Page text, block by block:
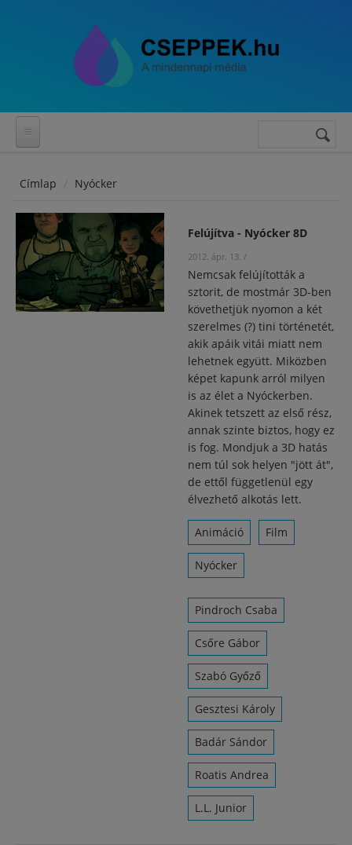
Keresés
Címlap Nyócker
Felújítva - Nyócker 8D
2012. ápr. 13. /
Nemcsak felújították a
sztorit, de mostmár 3D-ben
követhetjük nyomon a két
szerelmes (?) tini történetét,
akik apáik vitái miatt nem
lehetnek együtt. Miközben
képet kapunk arról milyen
is az élet a Nyóckerben.
Akinek tetszett az első rész,
annak szinte biztos, hogy ez
is fog. Mondjuk a 3D hatás
nem túl sok helyen "jött át",
de ettől függetlenül egy
élvezhető alkotás lett.
Animáció Film
Nyócker
Pindroch Csaba
Csőre Gábor
Szabó Győző
Gesztesi Károly
Badár Sándor
Roatis Andrea
L.L. Junior